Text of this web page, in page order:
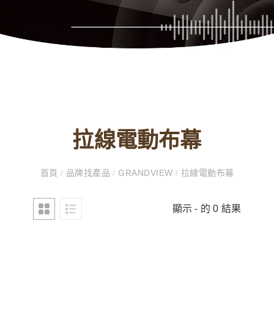
拉線電動布幕
首頁 / 品牌找產品/ GRANDVIEW / 拉線電動布幕
顯示 - 的 0 結果